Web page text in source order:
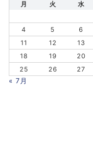
月
火 水
4
5 6
11
12 13
18
19 20
25
26 27
« 7月